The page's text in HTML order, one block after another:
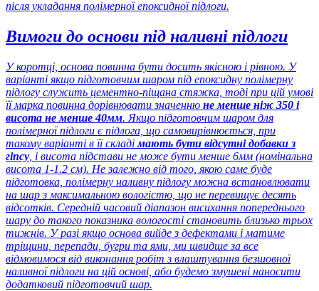
після укладання полімерної епоксидної підлоги.
Вимоги до основи під наливні підлоги
У коротці, основа повинна бути досить якісною і рівною. У
варіанті якщо підготовчим шаром під епоксидну полімерну
підлогу служить цементно-піщана стяжка, тоді при цій умові
її марка повинна дорівнювати значенню не менше ніж 350 і
висота не менше 40мм. Якщо підготовчим шаром для
полімерної підлоги є підлога, що самовирівнюється, при
такому варіанті в її складімають бути відсутні добавки з
гіпсу , і висота підстави не може бути менше 6мм (номінальна
висота 1-1.2 см). Не залежно від того, якою саме буде
підготовка, полімерну наливну підлогу можна встановлювати
на шар з максимальною вологістю, що не перевищує десять
відсотків. Середній часовий діапазон висихання попереднього
шару до такого показника вологості становить близько трьох
тижнів. У разі якщо основа вийде з дефектами і матиме
тріщини, перепади, бугри та ями, ми швидше за все
відмовимося від виконання робіт з влаштування безшовної
наливної підлоги на цій основі, або будемо змушені наносити
додатковий підготовчий шар.